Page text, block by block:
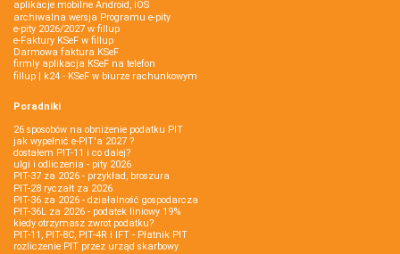
aplikacje mobilne Android, iOS
archiwalna wersja Programu e-pity
e-pity 2026/2027 w fillup
e‑Faktury KSeF w fillup
Darmowa faktura KSeF
firmly aplikacja KSeF na telefon
fillup | k24 - KSeF w biurze rachunkowym
Poradniki
26 sposobów na obniżenie podatku PIT
jak wypełnić e-PIT'a 2027 ?
dostałem PIT-11 i co dalej?
ulgi i odliczenia - pity 2026
PIT-37 za 2026 - przykład, broszura
PIT-28 ryczałt za 2026
PIT-36 za 2026 - działalność gospodarcza
PIT-36L za 2026 - podatek liniowy 19%
kiedy otrzymasz zwrot podatku?
PIT-11, PIT-8C, PIT-4R i IFT - Płatnik PIT
rozliczenie PIT przez urząd skarbowy